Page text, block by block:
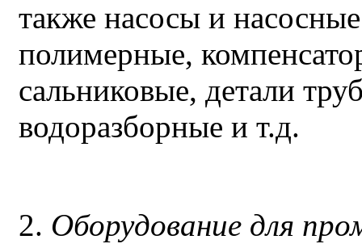
также насосы и
полимерные,
сальниковые, детали
водоразборные и т.д.
2. Оборудование для